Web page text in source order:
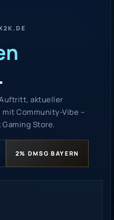
aktueller
Community-Vibe –
Store.
2% DMSG BAYERN